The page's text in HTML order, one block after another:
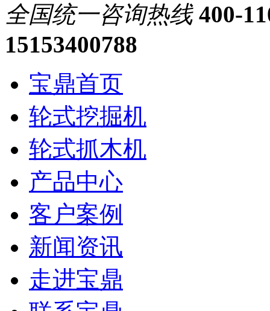
全国统一咨询热线 400-
15153400788
宝鼎首页
轮式挖掘机
轮式抓木机
产品中心
客户案例
新闻资讯
走进宝鼎